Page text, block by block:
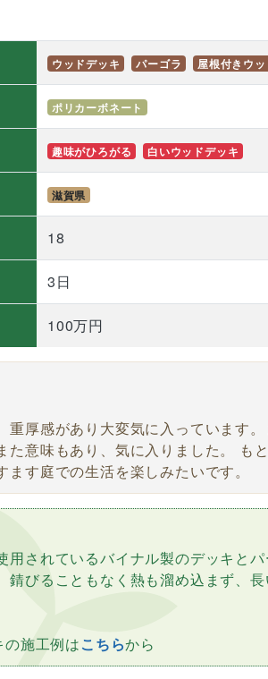
ウッドデッキ パーゴラ 屋根付きウ
ポリカーボネート
趣味がひろがる 白いウッドデッキ
滋賀県
18
3日
100万円
重厚感があり大変気に入っています
た意味もあり、気に入りました。 も
ます庭での生活を楽しみたいです。
用されているバイナル製のデッキとパ
錆びることもなく熱も溜め込まず、
の施工例はこちらから